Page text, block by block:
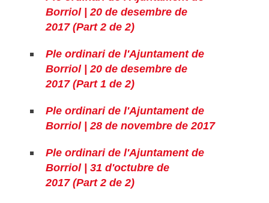
Borriol | 20 de desembre de
2017 (Part 2 de 2)
Ple ordinari de l'Ajuntament de
Borriol | 20 de desembre de
2017 (Part 1 de 2)
Ple ordinari de l'Ajuntament de
Borriol | 28 de novembre de 2017
Ple ordinari de l'Ajuntament de
Borriol | 31 d'octubre de
2017 (Part 2 de 2)